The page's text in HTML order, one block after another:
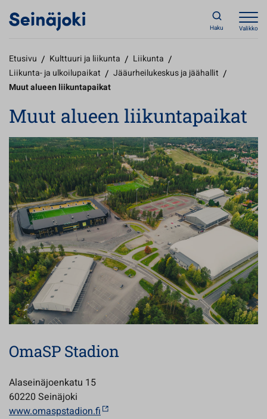
Haku Valikko
Etusivu / Kulttuuri ja liikunta / Liikunta /
Liikunta- ja ulkoilupaikat / Jääurheilukeskus ja jäähallit /
Muut alueen liikuntapaikat
Muut alueen liikuntapaikat
OmaSP Stadion
Alaseinäjoenkatu 15
60220 Seinäjoki
www.omaspstadion.fi